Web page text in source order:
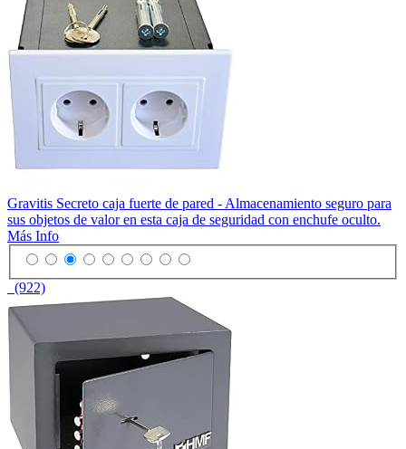
Gravitis Secreto caja fuerte de pared - Almacenamiento seguro para
sus objetos de valor en esta caja de seguridad con enchufe oculto.
Más Info
(922)